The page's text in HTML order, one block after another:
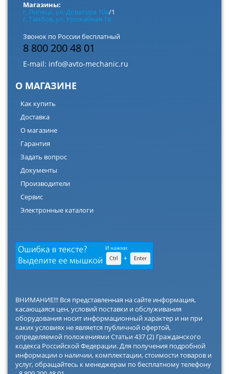
Магазины:
г. Липецк, ул. Доватора 10а/1
г. Тамбов, ул. Урожайная 1в
Звонок по России бесплатный
8 800 200 48 01
E-mail: info@avto-mechanic.ru
О МАГАЗИНЕ
Как купить
Доставка
О магазине
Гарантия
Задать вопрос
Документы
Производители
Сервис
Электронные каталоги
ВНИМАНИЕ!!! Вся представленная на сайте информация,
касающаяся цен, условий поставки и обслуживания
оборудования носит информационный характер и ни при
каких условиях не является публичной офертой,
определяемой положениями Статьи 437 (2) Гражданского
кодекса Российской Федерации. Для получения подробной
информации о наличии, комплектации, стоимости товаров и
услуг, обращайтесь к менеджерам по бесплатному телефону